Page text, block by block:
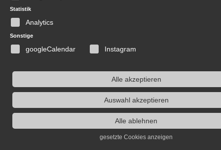
Statistik
Analytics
Sonstige
googleCalendar Instagram
Alle akzeptieren
Auswahl akzeptieren
Alle ablehnen
gesetzte Cookies anzeigen